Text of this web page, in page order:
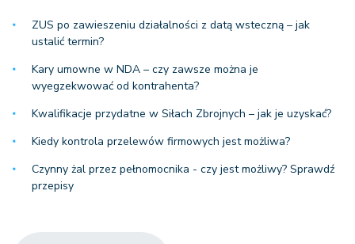
ZUS po zawieszeniu działalności z datą wsteczną – jak
ustalić termin?
Kary umowne w NDA – czy zawsze można je
wyegzekwować od kontrahenta?
Kwalifikacje przydatne w Siłach Zbrojnych – jak je uzyskać?
Kiedy kontrola przelewów firmowych jest możliwa?
Czynny żal przez pełnomocnika - czy jest możliwy? Sprawdź
przepisy